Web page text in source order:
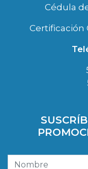
Cédula
Certificación